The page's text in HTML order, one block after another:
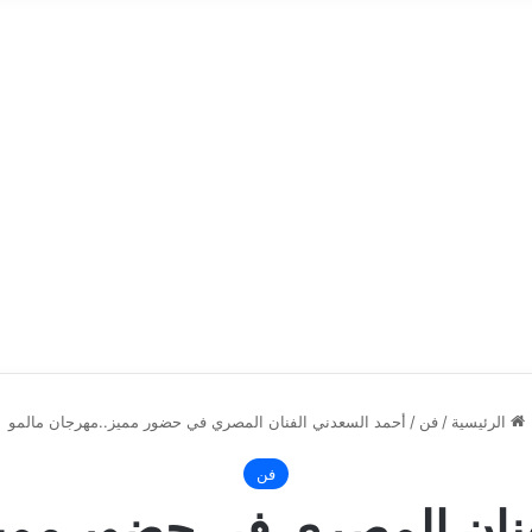
الرئيسية / فن / أحمد السعدني الفنان المصري في حضور مميز..مهرجان مالمو
فن